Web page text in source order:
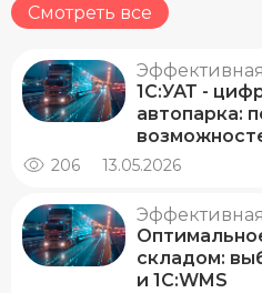
Смотреть все
1С:УАТ -
автопарка:
206 13.05.2026
складом:
и 1С:WMS